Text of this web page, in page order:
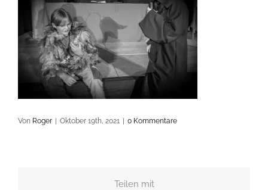
Von Roger Oktober 19th, 2021 0 Kommentare
Teilen mit